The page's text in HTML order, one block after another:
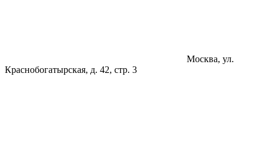
Москва, ул.
Краснобогатырская, д. 42, стр. 3